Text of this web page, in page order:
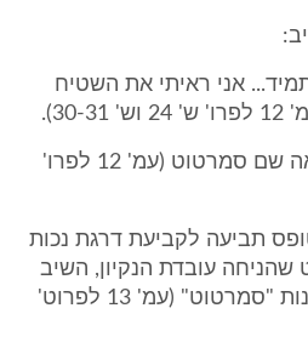
אני ראיתי את השטיח
ציין התובע כי הוא לא ראה שם סמרטוט (עמ' 12 לפרו'
תביעה לקביעת דרגת נכות
שהניחה עובדת הנקיון, השיב
שאת השטיח ניתן גם לכנות "סמרטוט" (עמ' 13 לפרוט'